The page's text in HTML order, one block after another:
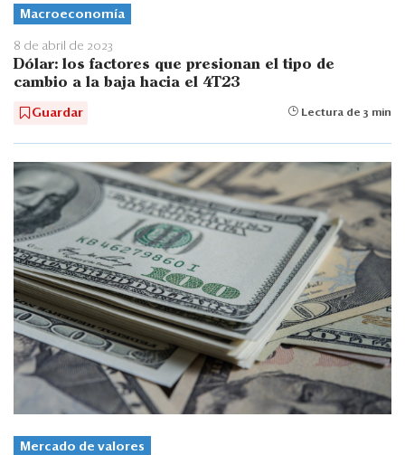
Macroeconomía
8 de abril de 2023
Dólar: los factores que presionan el tipo de
cambio a la baja hacia el 4T23
Guardar Lectura de 3 min
Mercado de valores